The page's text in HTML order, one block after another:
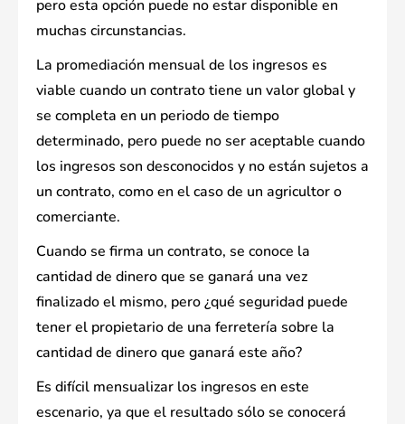
pero esta opción puede no estar disponible en
muchas circunstancias.
La promediación mensual de los ingresos es
viable cuando un contrato tiene un valor global y
se completa en un periodo de tiempo
determinado, pero puede no ser aceptable cuando
los ingresos son desconocidos y no están sujetos a
un contrato, como en el caso de un agricultor o
comerciante.
Cuando se firma un contrato, se conoce la
cantidad de dinero que se ganará una vez
finalizado el mismo, pero ¿qué seguridad puede
tener el propietario de una ferretería sobre la
cantidad de dinero que ganará este año?
Es difícil mensualizar los ingresos en este
escenario, ya que el resultado sólo se conocerá